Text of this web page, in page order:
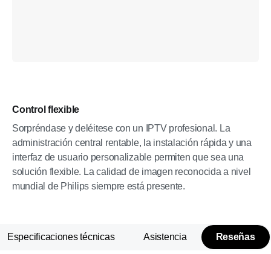
Control flexible
Sorpréndase y deléitese con un IPTV profesional. La
administración central rentable, la instalación rápida y una
interfaz de usuario personalizable permiten que sea una
solución flexible. La calidad de imagen reconocida a nivel
mundial de Philips siempre está presente.
Especificaciones técnicas Asistencia Reseñas